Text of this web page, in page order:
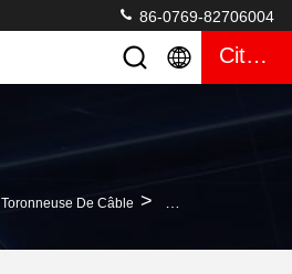
86-0769-82706004
Citation
Toronneuse De Câble > Φ800mm PLC